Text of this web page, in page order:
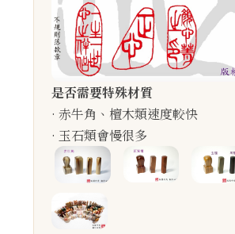
是否需要特殊材質
· 赤牛角、檀木類速度較快
· 玉石類會慢很多